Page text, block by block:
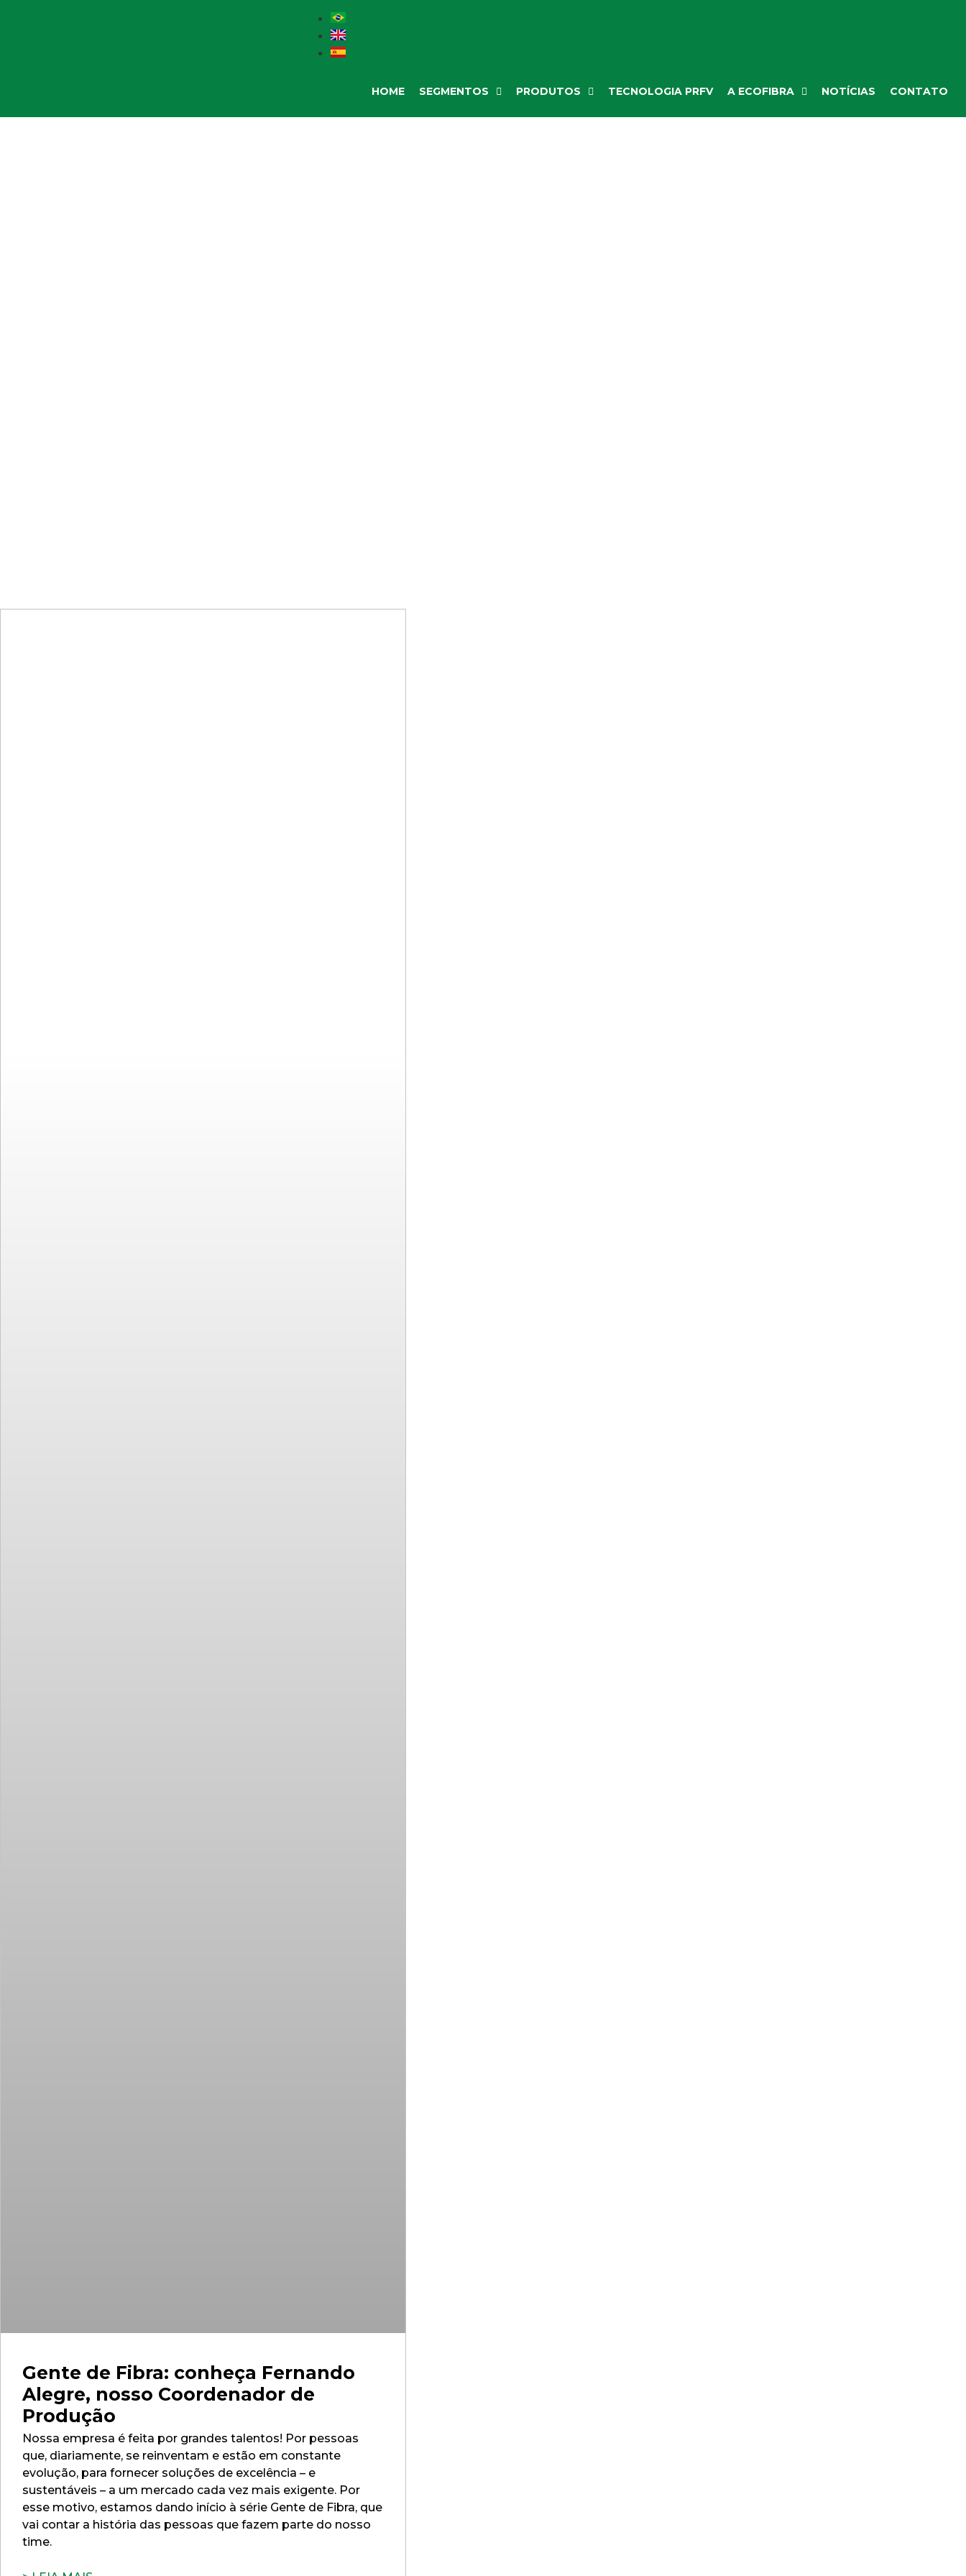
HOME SEGMENTOS PRODUTOS TECNOLOGIA PRFV A ECOFIBRA NOTÍCIAS CONTATO
Gente de Fibra: conheça Fernando
Alegre, nosso Coordenador de
Produção
Nossa empresa é feita por grandes talentos! Por pessoas
que, diariamente, se reinventam e estão em constante
evolução, para fornecer soluções de excelência – e
sustentáveis – a um mercado cada vez mais exigente. Por
esse motivo, estamos dando início à série Gente de Fibra, que
vai contar a história das pessoas que fazem parte do nosso
time.